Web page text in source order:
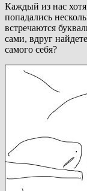
Каждый из нас
попадались
встречаются
сами, вдруг
самого себя?